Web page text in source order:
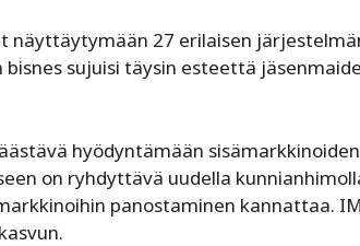
näyttäytymään 27 erilaisen
sujuisi täysin esteettä
hyödyntämään
on ryhdyttävä uudella
panostaminen kannattaa.